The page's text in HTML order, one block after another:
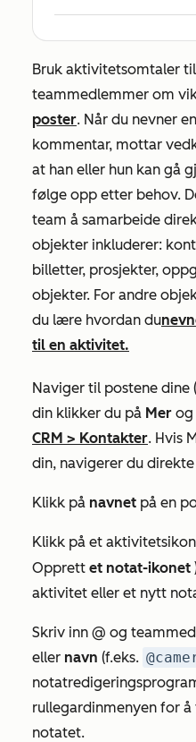
Bruk aktivitetsomtaler
teammedlemmer om
poster. Når du nevner
kommentar, mottar
at han eller hun kan gå
følge opp etter behov.
team å samarbeide
objekter inkluderer:
billetter, prosjekter,
objekter. For andre
du lære hvordan du
til en aktivitet.
Naviger til postene dine
din klikker du på Mer og
CRM > Kontakter. Hvis
din, navigerer du
Klikk på navnet på en
Klikk på et
Opprett et notat-ikonet
aktivitet eller et nytt
Skriv inn @ og
eller navn (f.eks.
rullegardinmenyen for
notatet.